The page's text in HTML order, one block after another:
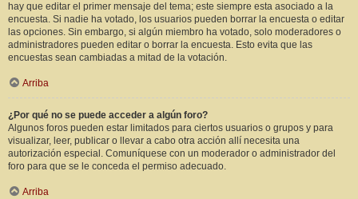
hay que editar el primer mensaje del tema; este siempre esta asociado a la
encuesta. Si nadie ha votado, los usuarios pueden borrar la encuesta o editar
las opciones. Sin embargo, si algún miembro ha votado, solo moderadores o
administradores pueden editar o borrar la encuesta. Esto evita que las
encuestas sean cambiadas a mitad de la votación.
Arriba
¿Por qué no se puede acceder a algún foro?
Algunos foros pueden estar limitados para ciertos usuarios o grupos y para
visualizar, leer, publicar o llevar a cabo otra acción allí necesita una
autorización especial. Comuníquese con un moderador o administrador del
foro para que se le conceda el permiso adecuado.
Arriba